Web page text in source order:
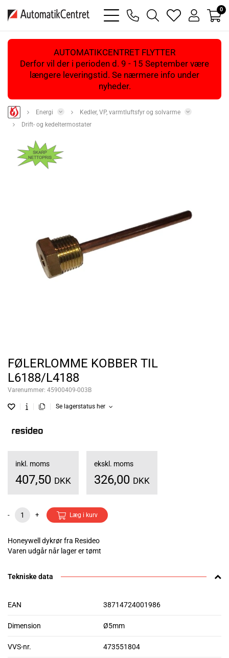
bars
light
phone
magnifying
glass
heart
light
user
light
0
AUTOMATIKCENTRET FLYTTER
Derfor vil der i perioden d. 9 - 15 September være
længere leveringstid. Se nærmere info under
nyheder.
Energi
Kedler, VP, varmtluftsfyr og solvarme
Drift- og kedeltermostater
FØLERLOMME KOBBER TIL
L6188/L4188
Varenummer: 45900409-003B
Se lagerstatus her
inkl. moms
407,50 DKK
ekskl. moms
326,00 DKK
- + Læg i kurv
Honeywell dykrør fra Resideo
Varen udgår når lager er tømt
Tekniske data
EAN 38714724001986
Dimension Ø5mm
VVS-nr. 473551804